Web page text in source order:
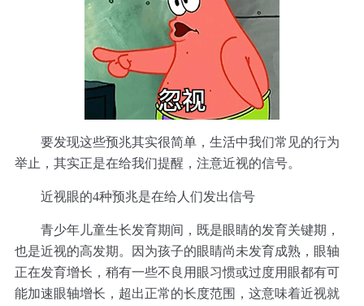
要发现这些预兆其实很简单，生活中我们常见的行为
举止，其实正是在给我们提醒，注意近视的信号。
近视眼的4种预兆是在给人们发出信号
青少年儿童生长发育期间，既是眼睛的发育关键期，
也是近视的高发期。因为孩子的眼睛尚未发育成熟，眼轴
正在发育增长，稍有一些不良用眼习惯或过度用眼都有可
能加速眼轴增长，超出正常的长度范围，这意味着近视就